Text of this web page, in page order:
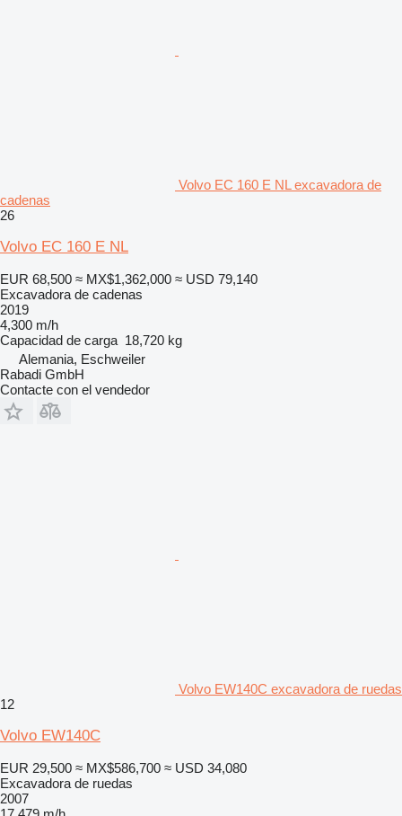
Volvo EC 160 E NL excavadora de
cadenas
26
Volvo EC 160 E NL
EUR 68,500 ≈ MX$1,362,000 ≈ USD 79,140
Excavadora de cadenas
2019
4,300 m/h
Capacidad de carga 18,720 kg
Alemania, Eschweiler
Rabadi GmbH
Contacte con el vendedor
Volvo EW140C excavadora de ruedas
12
Volvo EW140C
EUR 29,500 ≈ MX$586,700 ≈ USD 34,080
Excavadora de ruedas
2007